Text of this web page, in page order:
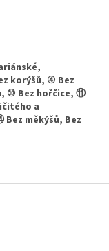
korýšů, ④ Bez
⑩ Bez hořčice, ⑪
a
měkýšů, Bez